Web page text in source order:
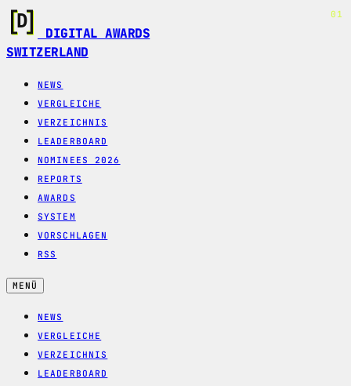
DIGITAL AWARDS
SWITZERLAND
NEWS
VERGLEICHE
VERZEICHNIS
LEADERBOARD
NOMINEES 2026
REPORTS
AWARDS
SYSTEM
VORSCHLAGEN
RSS
MENÜ
NEWS
VERGLEICHE
VERZEICHNIS
LEADERBOARD
01